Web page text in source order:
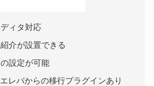
ィタ対応
介が設置できる
設定が可能
レバからの移行プラグインあり